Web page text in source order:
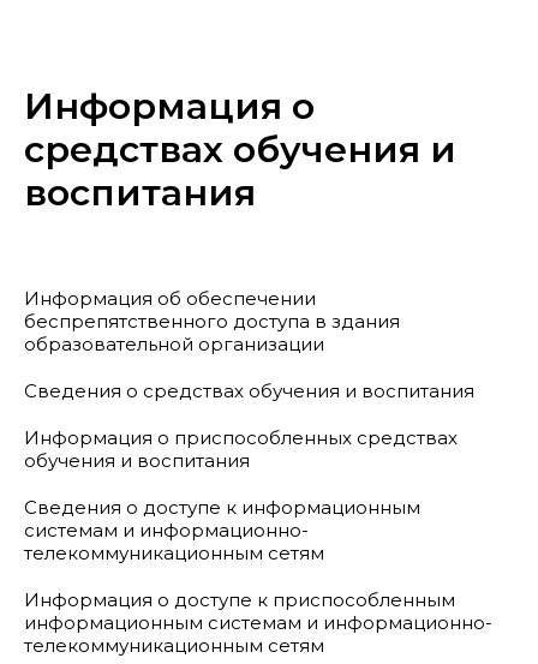
Информация о
средствах обучения и
воспитания
Информация об обеспечении
беспрепятственного доступа в здания
образовательной организации
Сведения о средствах обучения и воспитания
Информация о приспособленных средствах
обучения и воспитания
Сведения о доступе к информационным
системам и информационно-
телекоммуникационным сетям
Информация о доступе к приспособленным
информационным системам и информационно-
телекоммуникационным сетям